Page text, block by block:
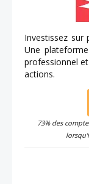
Investissez
Une
professionnel
actions.
73% des